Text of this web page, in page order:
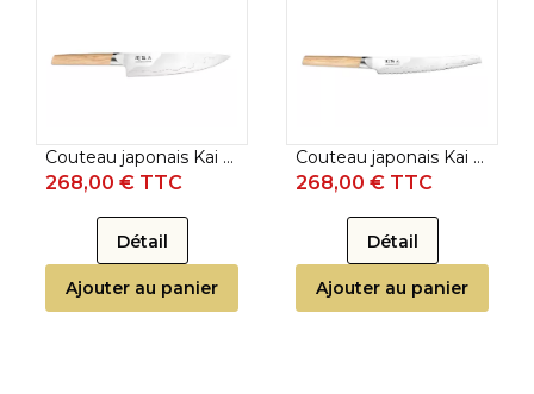
Couteau japonais Kai Seki Magoroku Composite - Couteau de chef 21 cm
268,00 € TTC
Détail
Ajouter au panier
Couteau japonais Kai Seki Magoroku Composite - Couteau à pain 23 cm
268,00 € TTC
Détail
Ajouter au panier